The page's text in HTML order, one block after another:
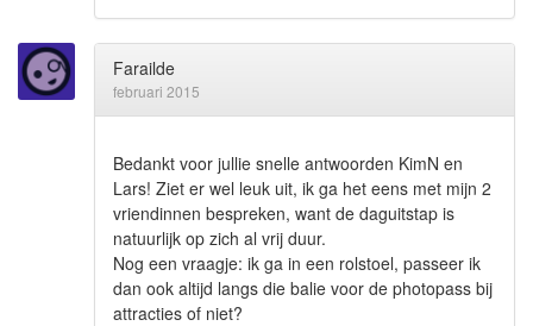
Farailde
februari 2015
Bedankt voor jullie snelle antwoorden KimN en
Lars! Ziet er wel leuk uit, ik ga het eens met mijn 2
vriendinnen bespreken, want de daguitstap is
natuurlijk op zich al vrij duur.
Nog een vraagje: ik ga in een rolstoel, passeer ik
dan ook altijd langs die balie voor de photopass bij
attracties of niet?